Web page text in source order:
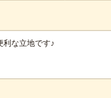
な立地です♪